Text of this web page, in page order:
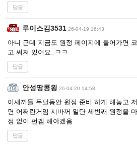
답글
루이스김3531 26-04-19 16:43
아니 근데 지금도 원정 페이지에 들어가면
고 써져 있어요..ㅋㅋ
답글
안성땅콩욍 26-04-20 14:58
이새끼들 두달동안 원정 준비 하게 해놓고
면 어쩌란거임 시바꺼 일단 세번째 원정을
정 없이 펀겜 해야겠음
답글